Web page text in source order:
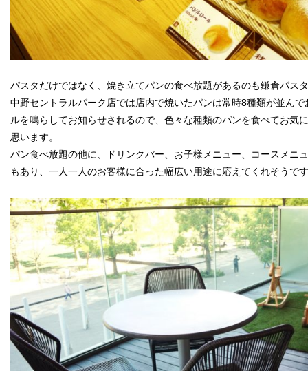
パスタだけではなく、焼き立てパンの食べ放題があるのも鎌倉パス
中野セントラルパーク店では店内で焼いたパンは常時8種類が並ん
ルを鳴らしてお知らせされるので、色々な種類のパンを食べてお気
思います。
パン食べ放題の他に、ドリンクバー、お子様メニュー、コースメニ
もあり、一人一人のお客様に合った幅広い用途に応えてくれそうで